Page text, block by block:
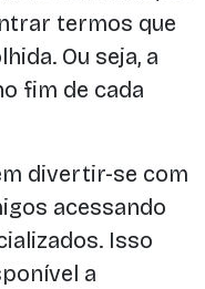
termos que
Ou seja, a
fim de cada
divertir-se com
acessando
Isso
a